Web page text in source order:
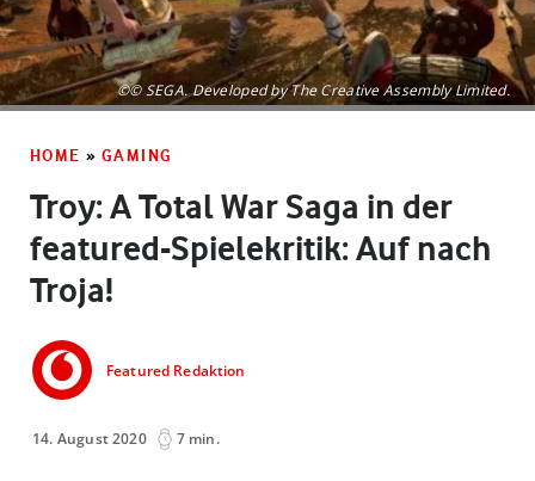
©© SEGA. Developed by The Creative Assembly Limited.
HOME » GAMING
Troy: A Total War Saga in der
featured-Spielekritik: Auf nach
Troja!
Featured Redaktion
14. August 2020 7 min.